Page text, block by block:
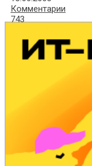
Комментарии
743